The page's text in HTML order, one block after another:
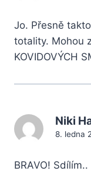
Jo. Přesně
totality. Mohou
KOVIDOVÝCH
Niki
8. ledna
BRAVO! Sdílím..